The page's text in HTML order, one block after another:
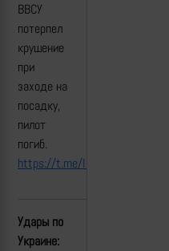
ВВСУ
потерпел
крушение
при
заходе на
посадку,
пилот
погиб.
https://t.me/lost_armour/6233
Удары по
Украине: